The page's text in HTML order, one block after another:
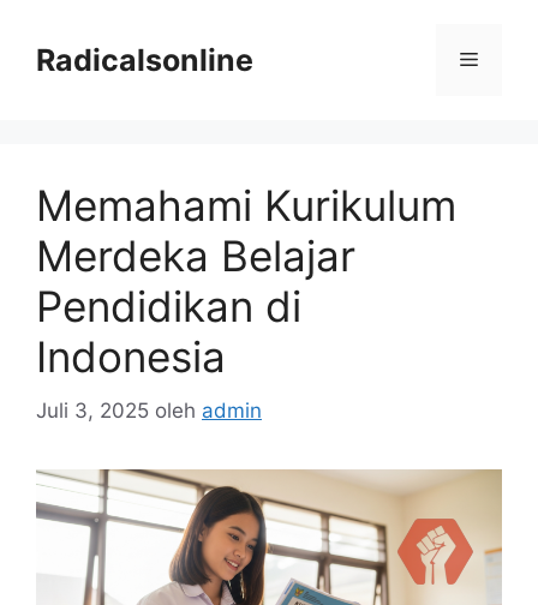
Radicalsonline Menu
Memahami Kurikulum
Merdeka Belajar
Pendidikan di
Indonesia
Juli 3, 2025 oleh admin